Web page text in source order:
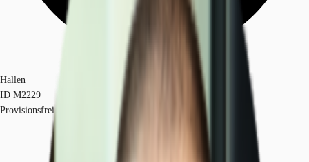
Hallen
ID M2229
Provisionsfrei